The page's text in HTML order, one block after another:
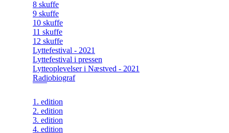
8 skuffe
9 skuffe
10 skuffe
11 skuffe
12 skuffe
Lyttefestival - 2021
Lyttefestival i pressen
Lytteoplevelser i Næstved - 2021
Radiobiograf
1. edition
2. edition
3. edition
4. edition